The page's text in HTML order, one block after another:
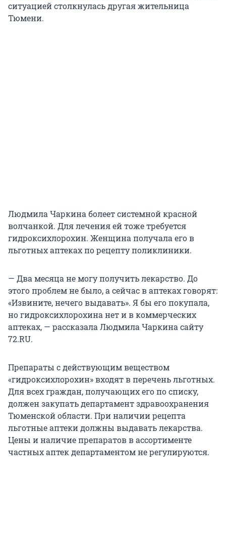
ситуацией столкнулась другая жительница
Тюмени.
Людмила Чаркина болеет системной красной
волчанкой. Для лечения ей тоже требуется
гидроксихлорохин. Женщина получала его в
льготных аптеках по рецепту поликлиники.
— Два месяца не могу получить лекарство. До
этого проблем не было, а сейчас в аптеках говорят:
«Извините, нечего выдавать». Я бы его покупала,
но гидроксихлорохина нет и в коммерческих
аптеках, — рассказала Людмила Чаркина сайту
72.RU.
Препараты с действующим веществом
«гидроксихлорохин» входят в перечень льготных.
Для всех граждан, получающих его по списку,
должен закупать департамент здравоохранения
Тюменской области. При наличии рецепта
льготные аптеки должны выдавать лекарства.
Цены и наличие препаратов в ассортименте
частных аптек департаментом не регулируются.